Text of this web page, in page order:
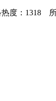
度：1318 所